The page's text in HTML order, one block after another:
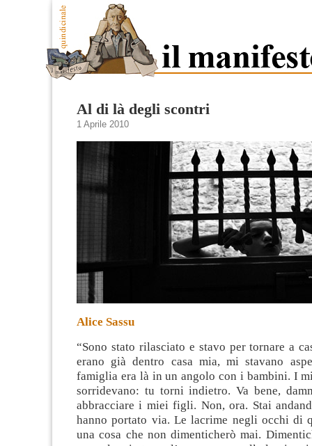
Al di là degli scontri
1 Aprile 2010
Alice Sassu
“Sono stato rilasciato e stavo per tornare a
erano già dentro casa mia, mi stavano
famiglia era là in un angolo con i bambini. I
sorridevano: tu torni indietro.Va bene,
abbracciare i miei figli. Non, ora. Stai
hanno portato via. Le lacrime negli occhi di
una cosa che non dimenticherò mai.